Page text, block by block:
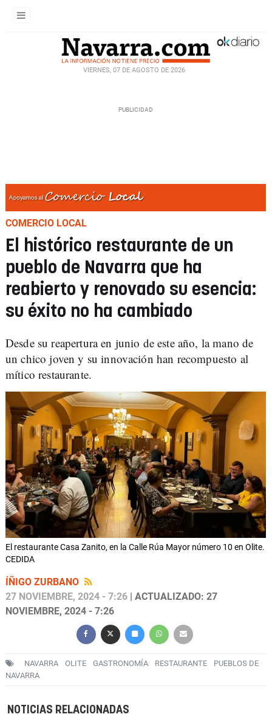
VIERNES, 07 DE AGOSTO DE 2026
COMERCIO LOCAL
El histórico restaurante de un
pueblo de Navarra que ha
reabierto y renovado su esencia:
su éxito no ha cambiado
Desde su reapertura en junio de este año, la mano de
un chico joven y su innovación han recompuesto al
mítico restaurante.
El restaurante Casa Zanito, en la Calle Rúa Mayor número 10 en Olite.
CEDIDA
ÍÑIGO ZURBANO
27 NOVIEMBRE, 2024 - 7:26 | ACTUALIZADO: 27
NOVIEMBRE, 2024 - 7:26
NAVARRA OLITE GASTRONOMÍA RESTAURANTE
PUEBLOS DE
NAVARRA
NOTICIAS RELACIONADAS